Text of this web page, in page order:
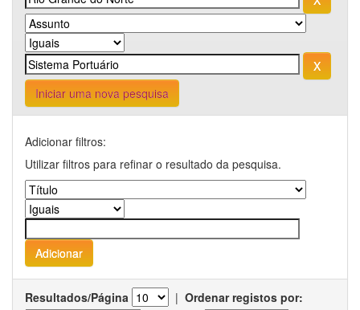
Iniciar uma nova pesquisa
Adicionar filtros:
Utilizar filtros para refinar o resultado da pesquisa.
Resultados/Página | Ordenar registos por: